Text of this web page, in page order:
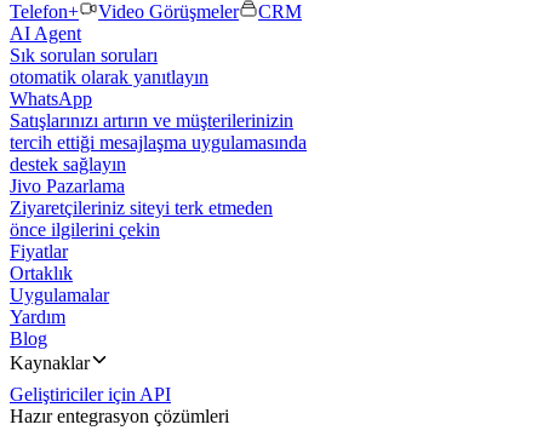
Telefon+
Video Görüşmeler
CRM
AI Agent
Sık sorulan soruları
otomatik olarak yanıtlayın
WhatsApp
Satışlarınızı artırın ve müşterilerinizin
tercih ettiği mesajlaşma uygulamasında
destek sağlayın
Jivo Pazarlama
Ziyaretçileriniz siteyi terk etmeden
önce ilgilerini çekin
Fiyatlar
Ortaklık
Uygulamalar
Yardım
Blog
Kaynaklar
Geliştiriciler için API
Hazır entegrasyon çözümleri